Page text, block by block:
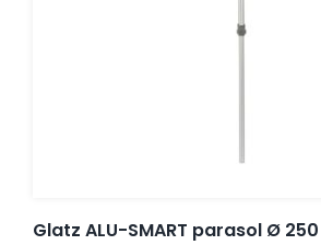
Glatz ALU-SMART parasol Ø